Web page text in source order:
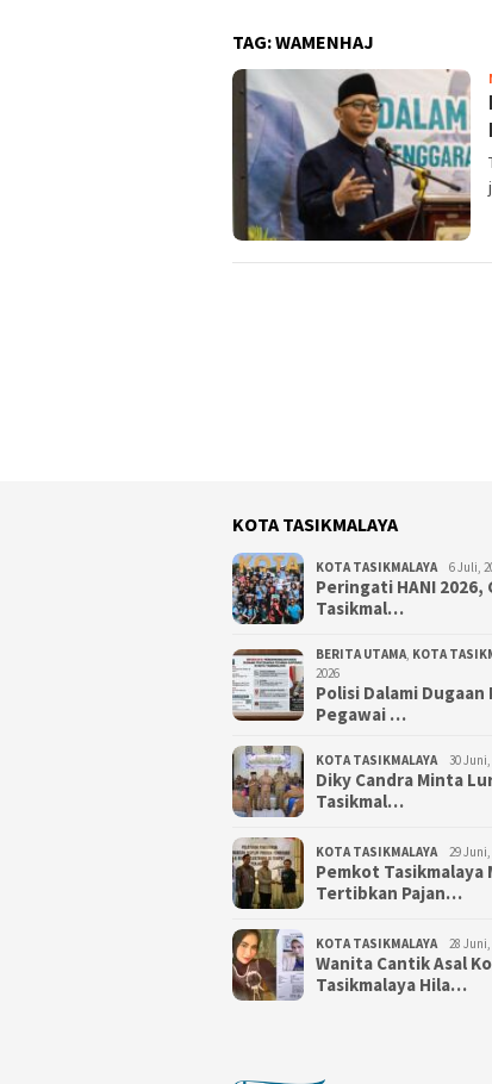
TAG:WAMENHAJ
KOTA TASIKMALAYA
KOTA TASIKMALAYA 6 Juli,
Peringati HANI 2026,
Tasikmal…
BERITA UTAMA, KOTA
2026
Polisi Dalami
Pegawai …
KOTA TASIKMALAYA 30
Diky Candra Minta
Tasikmal…
KOTA TASIKMALAYA 29 Juni,
Pemkot Tasikmalaya
Tertibkan Pajan…
KOTA TASIKMALAYA 28 Juni,
Wanita Cantik Asal
Tasikmalaya Hila…